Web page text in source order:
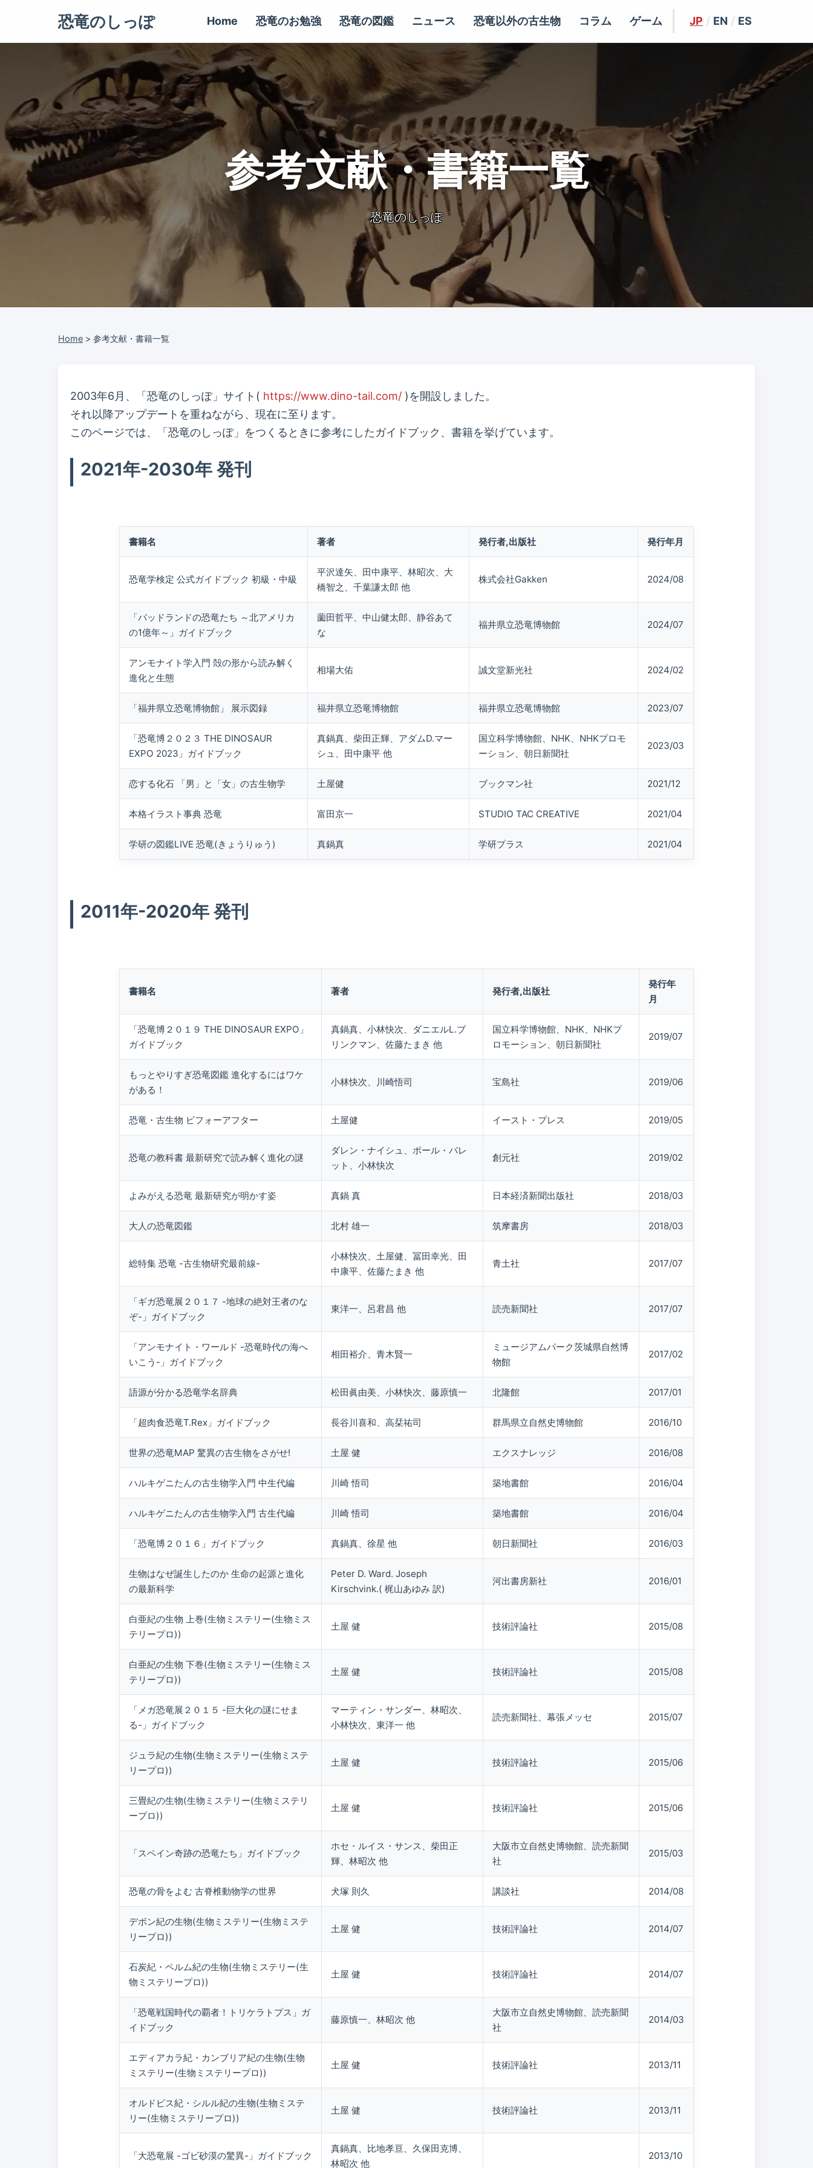
恐竜のしっぽ Home 恐竜のお勉強 恐竜の図鑑 ニュース 恐竜以外の古生物 コラム ゲーム JP / EN / ES
参考文献・書籍一覧
恐竜のしっぽ
Home > 参考文献・書籍一覧
2003年6月、「恐竜のしっぽ」サイト( https://www.dino-tail.com/ )を開設しました。
それ以降アップデートを重ねながら、現在に至ります。
このページでは、「恐竜のしっぽ」をつくるときに参考にしたガイドブック、書籍を挙げています。
2021年-2030年 発刊
書籍名 著者 発行者,出版社 発行年月
恐竜学検定 公式ガイドブック 初級・中級
平沢達矢、田中康平、林昭次、大
橋智之、千葉謙太郎 他
株式会社Gakken 2024/08
「バッドランドの恐竜たち ～北アメリカ
の1億年～」ガイドブック
薗田哲平、中山健太郎、静谷あて
な
福井県立恐竜博物館 2024/07
アンモナイト学入門 殻の形から読み解く
進化と生態
相場大佑 誠文堂新光社 2024/02
「福井県立恐竜博物館」 展示図録 福井県立恐竜博物館 福井県立恐竜博物館 2023/07
「恐竜博２０２３ THE DINOSAUR
EXPO 2023」ガイドブック
真鍋真、柴田正輝、アダムD.マー
シュ、田中康平 他
国立科学博物館、NHK、NHKプロモ
ーション、朝日新聞社
2023/03
恋する化石 「男」と「女」の古生物学 土屋健 ブックマン社 2021/12
本格イラスト事典 恐竜 富田京一 STUDIO TAC CREATIVE 2021/04
学研の図鑑LIVE 恐竜(きょうりゅう) 真鍋真 学研プラス 2021/04
2011年-2020年 発刊
書籍名 著者 発行者,出版社
発行年
月
「恐竜博２０１９ THE DINOSAUR EXPO」
ガイドブック
真鍋真、小林快次、ダニエルL.ブ
リンクマン、佐藤たまき 他
国立科学博物館、NHK、NHKプ
ロモーション、朝日新聞社
2019/07
もっとやりすぎ恐竜図鑑 進化するにはワケ
がある！
小林快次、川崎悟司 宝島社 2019/06
恐竜・古生物 ビフォーアフター 土屋健 イースト・プレス 2019/05
恐竜の教科書 最新研究で読み解く進化の謎
ダレン・ナイシュ、ポール・バレ
ット、小林快次
創元社 2019/02
よみがえる恐竜 最新研究が明かす姿 真鍋 真 日本経済新聞出版社 2018/03
大人の恐竜図鑑 北村 雄一 筑摩書房 2018/03
総特集 恐竜 -古生物研究最前線-
小林快次、土屋健、冨田幸光、田
中康平、佐藤たまき 他
青土社 2017/07
「ギガ恐竜展２０１７ -地球の絶対王者のな
ぞ-」ガイドブック
東洋一、呂君昌 他 読売新聞社 2017/07
「アンモナイト・ワールド -恐竜時代の海へ
いこう-」ガイドブック
相田裕介、青木賢一
ミュージアムパーク茨城県自然博
物館
2017/02
語源が分かる恐竜学名辞典 松田眞由美、小林快次、藤原慎一 北隆館 2017/01
「超肉食恐竜T.Rex」ガイドブック 長谷川喜和、高栞祐司 群馬県立自然史博物館 2016/10
世界の恐竜MAP 驚異の古生物をさがせ! 土屋 健 エクスナレッジ 2016/08
ハルキゲニたんの古生物学入門 中生代編 川崎 悟司 築地書館 2016/04
ハルキゲニたんの古生物学入門 古生代編 川崎 悟司 築地書館 2016/04
「恐竜博２０１６」ガイドブック 真鍋真、徐星 他 朝日新聞社 2016/03
生物はなぜ誕生したのか 生命の起源と進化
の最新科学
Peter D. Ward. Joseph
Kirschvink.( 梶山あゆみ 訳)
河出書房新社 2016/01
白亜紀の生物 上巻(生物ミステリー(生物ミス
テリープロ))
土屋 健 技術評論社 2015/08
白亜紀の生物 下巻(生物ミステリー(生物ミス
テリープロ))
土屋 健 技術評論社 2015/08
「メガ恐竜展２０１５ -巨大化の謎にせま
る-」ガイドブック
マーティン・サンダー、林昭次、
小林快次、東洋一 他
読売新聞社、幕張メッセ 2015/07
ジュラ紀の生物(生物ミステリー(生物ミステ
リープロ))
土屋 健 技術評論社 2015/06
三畳紀の生物(生物ミステリー(生物ミステリ
ープロ))
土屋 健 技術評論社 2015/06
「スペイン奇跡の恐竜たち」ガイドブック
ホセ・ルイス・サンス、柴田正
輝、林昭次 他
大阪市立自然史博物館、読売新聞
社
2015/03
恐竜の骨をよむ 古脊椎動物学の世界 犬塚 則久 講談社 2014/08
デボン紀の生物(生物ミステリー(生物ミステ
リープロ))
土屋 健 技術評論社 2014/07
石炭紀・ペルム紀の生物(生物ミステリー(生
物ミステリープロ))
土屋 健 技術評論社 2014/07
「恐竜戦国時代の覇者！トリケラトプス」ガ
イドブック
藤原慎一、林昭次 他
大阪市立自然史博物館、読売新聞
社
2014/03
エディアカラ紀・カンブリア紀の生物(生物
ミステリー(生物ミステリープロ))
土屋 健 技術評論社 2013/11
オルドビス紀・シルル紀の生物(生物ミステ
リー(生物ミステリープロ))
土屋 健 技術評論社 2013/11
「大恐竜展 -ゴビ砂漠の驚異-」ガイドブック
真鍋真、比地孝亘、久保田克博、
林昭次 他
2013/10